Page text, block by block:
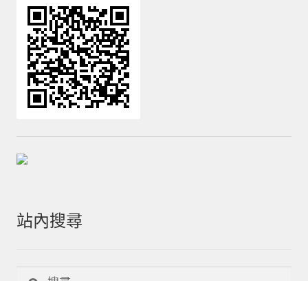
站內搜尋